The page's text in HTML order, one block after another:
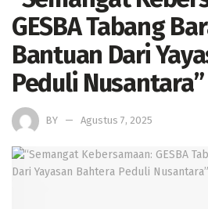
GESBA Tabang
Bantuan Dari
Peduli Nusantara”
BY Agustus 7, 2025